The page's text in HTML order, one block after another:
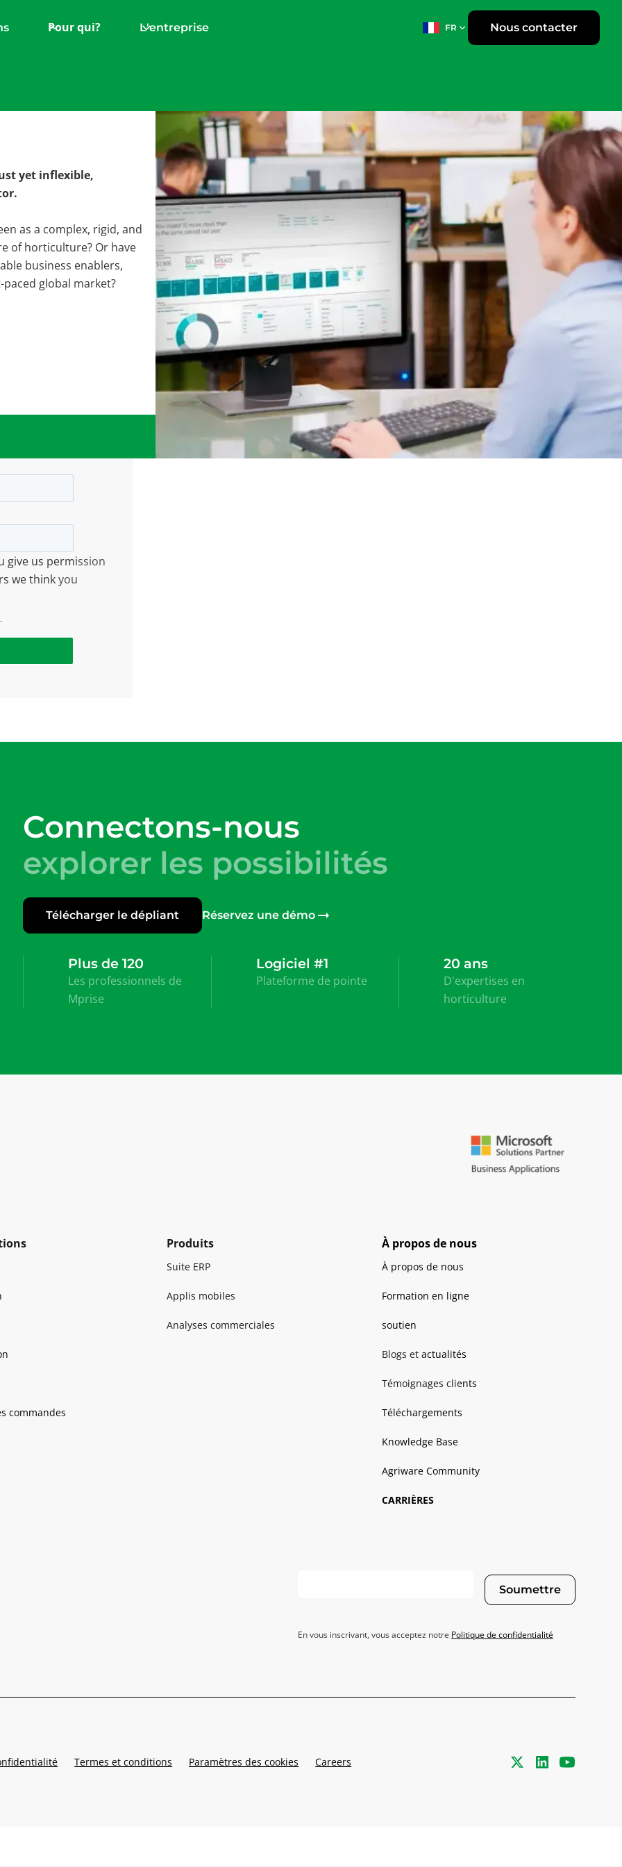
Pour qui? L'entreprise FR Nous contacter
yet inflexible,
as a complex, rigid, and
of horticulture? Or have
business enablers,
global market?
give us permission
we think you
Connectons-nous
explorer les possibilités
Télécharger le dépliant Réservez une démo
Plus de 120
Les professionnels de
Mprise
Logiciel #1
Plateforme de pointe
20 ans
D'expertises en
horticulture
commandes
Produits
Suite ERP
Applis mobiles
Analyses commerciales
À propos de nous
À propos de nous
Formation en ligne
soutien
Blogs et actualités
Témoignages clients
Téléchargements
Knowledge Base
Agriware Community
CARRIÈRES
Soumettre
En vous inscrivant, vous acceptez notre Politique de confidentialité
Termes et conditions Paramètres des cookies Careers